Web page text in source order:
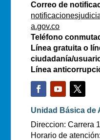
Correo de
a.gov.co
Teléfono
Línea gratuita o
ciudadanía/
Línea
Unidad Básica de
Direccion: Carrera
Horario de